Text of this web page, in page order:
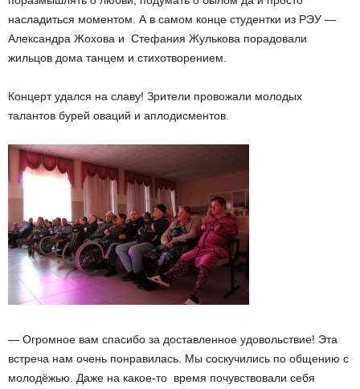
насладиться моментом. А в самом конце студентки из РЭУ —
Александра Жохова и Стефания Жулькова порадовали
жильцов дома танцем и стихотворением.
Концерт удался на славу! Зрители провожали молодых
талантов бурей оваций и аплодисментов.
— Огромное вам спасибо за доставленное удовольствие! Эта
встреча нам очень понравилась. Мы соскучились по общению с
молодёжью. Даже на какое-то время почувствовали себя